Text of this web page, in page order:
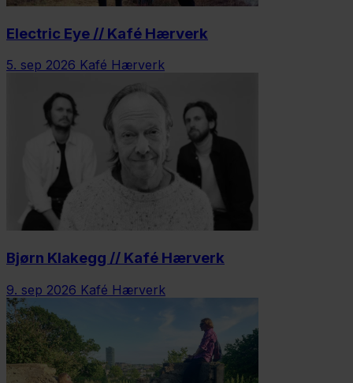
Electric Eye // Kafé Hærverk
5. sep 2026 Kafé Hærverk
Bjørn Klakegg // Kafé Hærverk
9. sep 2026 Kafé Hærverk